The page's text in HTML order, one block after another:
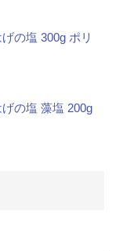
の塩 300g ポリ
の塩 藻塩 200g